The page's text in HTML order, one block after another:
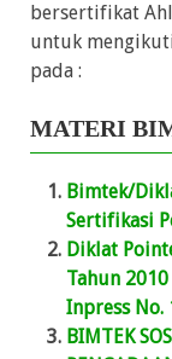
bersertifikat
untuk
pada :
MATERI
Bimtek/
Sertifikasi
Diklat
Tahun
Inpress No.
BIMTEK